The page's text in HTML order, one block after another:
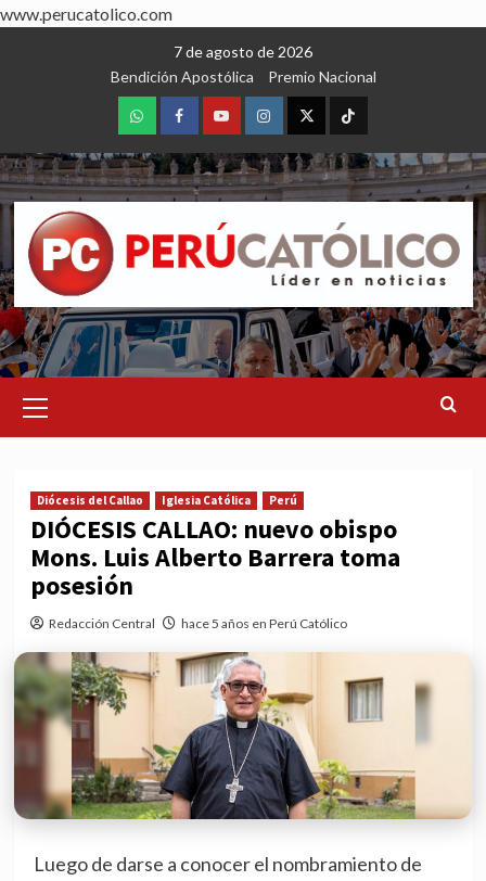
www.perucatolico.com
7 de agosto de 2026
Bendición Apostólica
Premio Nacional
WhatsAppFacebookYoutubeInstagram
X TikTok
Menu
Diócesis del Callao Iglesia Católica Perú
DIÓCESIS CALLAO: nuevo obispo
Mons. Luis Alberto Barrera toma
posesión
Redacción Central hace 5 años en Perú Católico
Luego de darse a conocer el nombramiento de